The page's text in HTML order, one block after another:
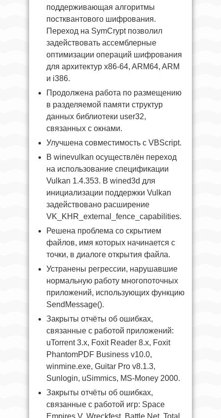
поддерживающая алгоритмы
постквантового шифрования.
Переход на SymCrypt позволил
задействовать ассемблерные
оптимизации операций шифрования
для архитектур x86-64, ARM64, ARM
и i386.
Продолжена работа по размещению
в разделяемой памяти структур
данных библиотеки user32,
связанных с окнами.
Улучшена совместимость с VBScript.
В winevulkan осуществлён переход
на использование спецификации
Vulkan 1.4.353. В wined3d для
инициализации поддержки Vulkan
задействовано расширение
VK_KHR_external_fence_capabilities.
Решена проблема со скрытием
файлов, имя которых начинается с
точки, в диалоге открытия файла.
Устранены регрессии, нарушавшие
нормальную работу многопоточных
приложений, использующих функцию
SendMessage().
Закрыты отчёты об ошибках,
связанные с работой приложений:
uTorrent 3.x, Foxit Reader 8.x, Foxit
PhantomPDF Business v10.0,
winmine.exe, Guitar Pro v8.1.3,
Sunlogin, uSimmics, MS-Money 2000.
Закрыты отчёты об ошибках,
связанные с работой игр: Space
Empires V, Wreckfest, Battle.Net, Total